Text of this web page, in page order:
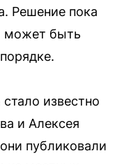
Решение пока
может быть
известно
и Алексея
публиковали